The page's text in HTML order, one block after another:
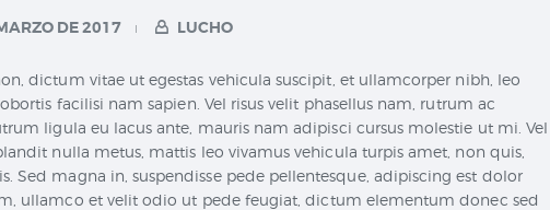
DE 2017 LUCHO
dictum vitae ut egestas vehicula suscipit, et ullamcorper nibh, leo
facilisi nam sapien. Vel risus velit phasellus nam, rutrum ac
ligula eu lacus ante, mauris nam adipisci cursus molestie ut mi. Vel
nulla metus, mattis leo vivamus vehicula turpis amet, non quis,
Sed magna in, suspendisse pede pellentesque, adipiscing est dolor
ullamco et velit odio ut pede feugiat, dictum elementum donec sed